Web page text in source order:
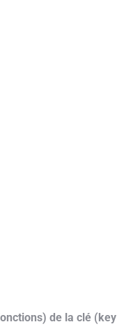
de la clé